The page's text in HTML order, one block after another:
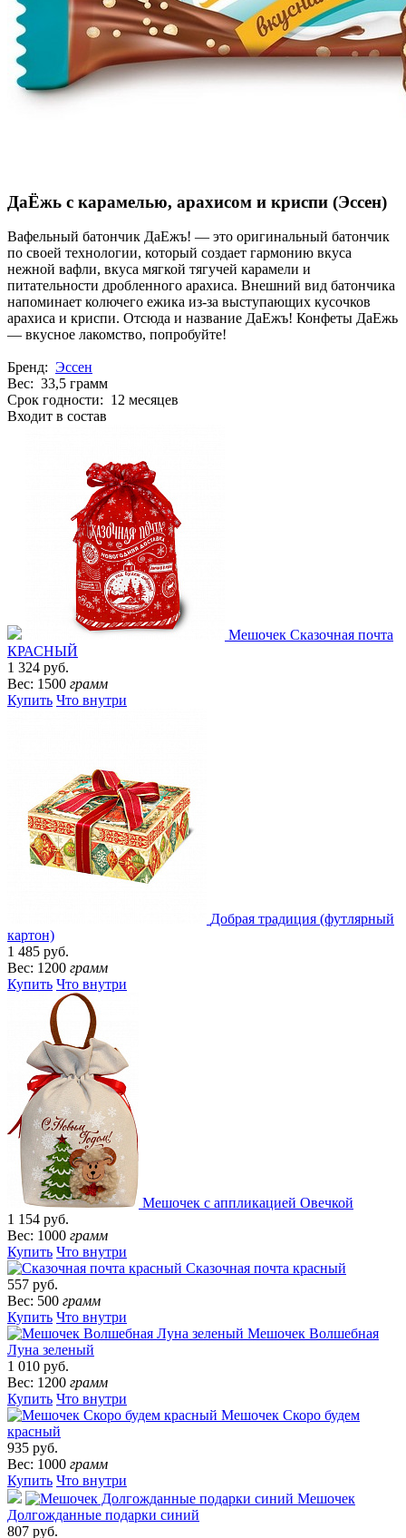
ДаЁжь с карамелью, арахисом и криспи (Эссен)
Вафельный батончик ДаЕжъ! — это оригинальный батончик
по своей технологии, который создает гармонию вкуса
нежной вафли, вкуса мягкой тягучей карамели и
питательности дробленного арахиса. Внешний вид батончика
напоминает колючего ежика из-за выступающих кусочков
арахиса и криспи. Отсюда и название ДаЕжъ! Конфеты ДаЕжь
— вкусное лакомство, попробуйте!
Бренд: Эссен
Вес: 33,5 грамм
Срок годности: 12 месяцев
Входит в состав
Мешочек Сказочная почта
КРАСНЫЙ
1 324 руб.
Вес: 1500 грамм
Купить Что внутри
Добрая традиция (футлярный
картон)
1 485 руб.
Вес: 1200 грамм
Купить Что внутри
Мешочек с аппликацией Овечкой
1 154 руб.
Вес: 1000 грамм
Купить Что внутри
Сказочная почта красный
557 руб.
Вес: 500 грамм
Купить Что внутри
Мешочек Волшебная
Луна зеленый
1 010 руб.
Вес: 1200 грамм
Купить Что внутри
Мешочек Скоро будем
красный
935 руб.
Вес: 1000 грамм
Купить Что внутри
Мешочек
Долгожданные подарки синий
807 руб.